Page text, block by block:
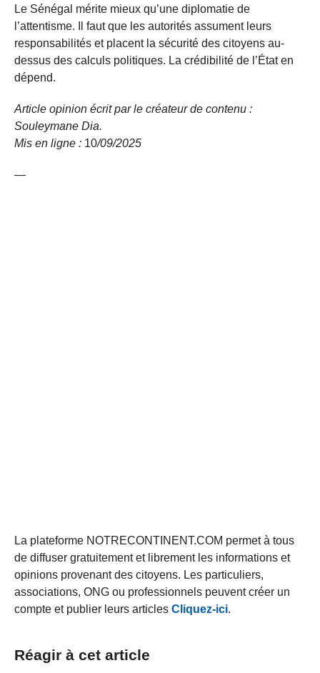
Le Sénégal mérite mieux qu’une diplomatie de
l’attentisme. Il faut que les autorités assument leurs
responsabilités et placent la sécurité des citoyens au-
dessus des calculs politiques. La crédibilité de l’État en
dépend.
Article opinion écrit par le créateur de contenu :
Souleymane Dia.
Mis en ligne : 10/09/2025
—
La plateforme NOTRECONTINENT.COM permet à tous
de diffuser gratuitement et librement les informations et
opinions provenant des citoyens. Les particuliers,
associations, ONG ou professionnels peuvent créer un
compte et publier leurs articles Cliquez-ici.
Réagir à cet article